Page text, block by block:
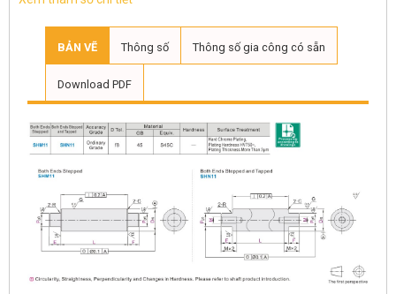
BẢN VẼ Thông số Thông số gia công có sẵn
Download PDF